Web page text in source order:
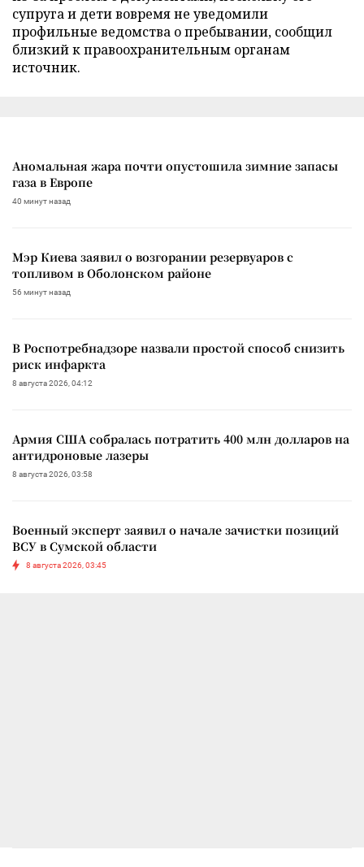
супруга и дети вовремя не уведомили
профильные ведомства о пребывании, сообщил
близкий к правоохранительным органам
источник.
Аномальная жара почти опустошила зимние запасы
газа в Европе
40 минут назад
Мэр Киева заявил о возгорании резервуаров с
топливом в Оболонском районе
56 минут назад
В Роспотребнадзоре назвали простой способ снизить
риск инфаркта
8 августа 2026, 04:12
Армия США собралась потратить 400 млн долларов на
антидроновые лазеры
8 августа 2026, 03:58
Военный эксперт заявил о начале зачистки позиций
ВСУ в Сумской области
8 августа 2026, 03:45